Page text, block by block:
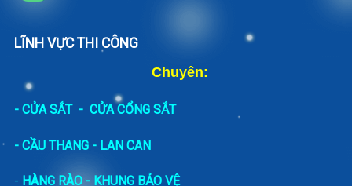
LĨNH VỰC THI CÔNG
Chuyên:
- CỬA SẮT- CỬA CỔNG SẮT
- CẦU THANG - LAN CAN
- HÀNG RÀO - KHUNG BẢO VỆ